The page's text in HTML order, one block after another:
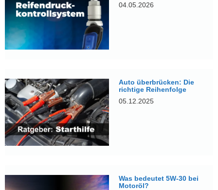
04.05.2026
Auto überbrücken: Die
richtige Reihenfolge
05.12.2025
Was bedeutet 5W-30 bei
Motoröl?